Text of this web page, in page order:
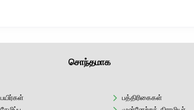
சொந்தமாக
பயிர்கள்
பத்திரிகைகள்